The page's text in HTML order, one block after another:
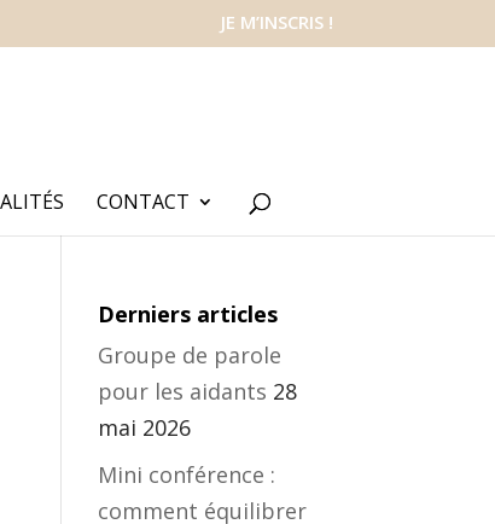
JE M’INSCRIS !
CONTACT
Derniers articles
Groupe de parole
pour les aidants 28
mai 2026
Mini conférence :
comment équilibrer